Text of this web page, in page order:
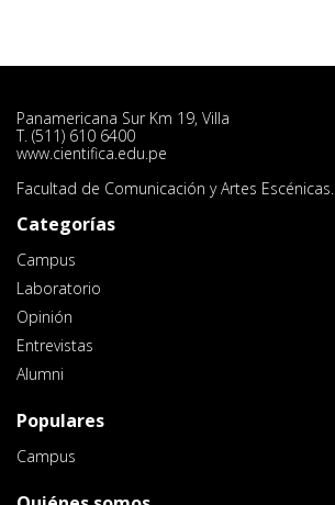
Panamericana Sur Km 19, Villa
T. (511) 610 6400
www.cientifica.edu.pe
Facultad de Comunicación y Artes Escénicas.
Categorías
Campus
Laboratorio
Opinión
Entrevistas
Alumni
Populares
Campus